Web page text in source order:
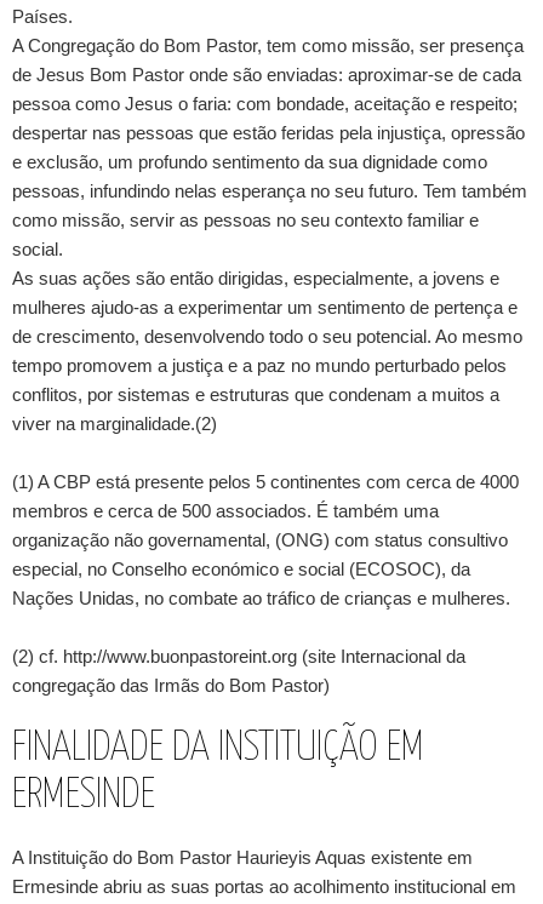
Países.
A Congregação do Bom Pastor, tem como missão, ser presença
de Jesus Bom Pastor onde são enviadas: aproximar-se de cada
pessoa como Jesus o faria: com bondade, aceitação e respeito;
despertar nas pessoas que estão feridas pela injustiça, opressão
e exclusão, um profundo sentimento da sua dignidade como
pessoas, infundindo nelas esperança no seu futuro. Tem também
como missão, servir as pessoas no seu contexto familiar e
social.
As suas ações são então dirigidas, especialmente, a jovens e
mulheres ajudo-as a experimentar um sentimento de pertença e
de crescimento, desenvolvendo todo o seu potencial. Ao mesmo
tempo promovem a justiça e a paz no mundo perturbado pelos
conflitos, por sistemas e estruturas que condenam a muitos a
viver na marginalidade.(2)
(1) A CBP está presente pelos 5 continentes com cerca de 4000
membros e cerca de 500 associados. É também uma
organização não governamental, (ONG) com status consultivo
especial, no Conselho económico e social (ECOSOC), da
Nações Unidas, no combate ao tráfico de crianças e mulheres.
(2) cf. http://www.buonpastoreint.org (site Internacional da
congregação das Irmãs do Bom Pastor)
FINALIDADE DA INSTITUIÇÃO EM
ERMESINDE
A Instituição do Bom Pastor Haurieyis Aquas existente em
Ermesinde abriu as suas portas ao acolhimento institucional em